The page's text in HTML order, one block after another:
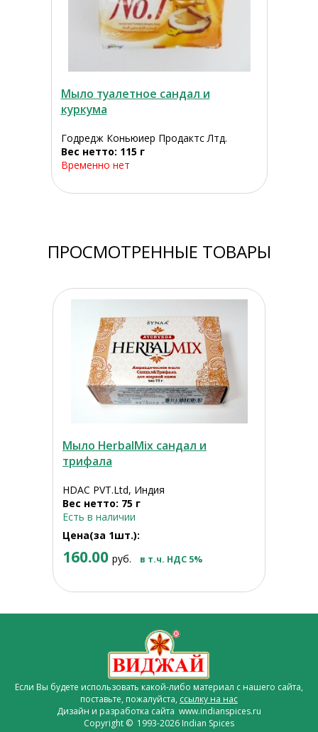
Мыло туалетное сандал и
куркума
Годредж Коньюиер Продактс Лтд.
Вес нетто: 115 г
Временно нет
ПРОСМОТРЕННЫЕ ТОВАРЫ
Мыло HerbalMix сандал и
трифала
HDAC PVT.Ltd, Индия
Вес нетто: 75 г
Есть в наличии
Цена(за 1шт.):
160.00 руб. в т.ч. НДС 5%
Если Вы будете использовать какой-либо материал с нашего сайта,
поставьте, пожалуйста, ссылку на нас
Дизайн и разработка сайта www.indianspices.ru
Copyright © 1993-2026 Indian Spices